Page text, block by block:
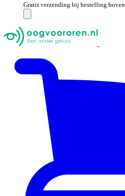
Gratis verzending bij bestelling boven